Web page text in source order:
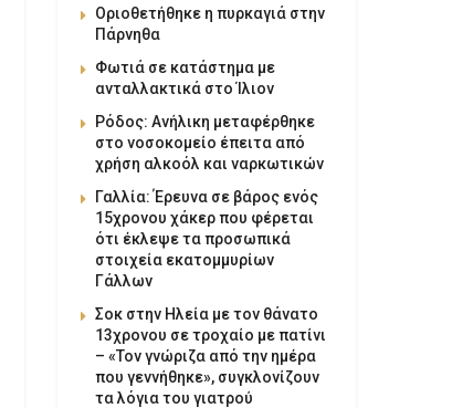
Οριοθετήθηκε η πυρκαγιά στην
Πάρνηθα
Φωτιά σε κατάστημα με
ανταλλακτικά στο Ίλιον
Ρόδος: Ανήλικη μεταφέρθηκε
στο νοσοκομείο έπειτα από
χρήση αλκοόλ και ναρκωτικών
Γαλλία: Έρευνα σε βάρος ενός
15χρονου χάκερ που φέρεται
ότι έκλεψε τα προσωπικά
στοιχεία εκατομμυρίων
Γάλλων
Σοκ στην Ηλεία με τον θάνατο
13χρονου σε τροχαίο με πατίνι
– «Τον γνώριζα από την ημέρα
που γεννήθηκε», συγκλονίζουν
τα λόγια του γιατρού